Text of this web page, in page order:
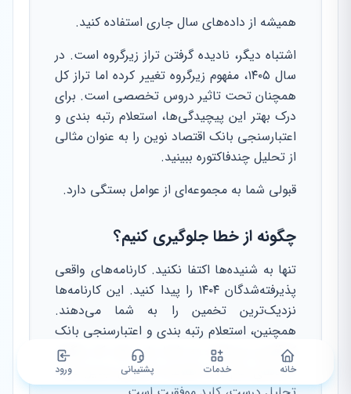
همیشه از داده‌های سال جاری استفاده کنید.
اشتباه دیگر، نادیده گرفتن تراز زیرگروه است. در
سال ۱۴۰۵، مفهوم زیرگروه تغییر کرده اما تراز کل
همچنان تحت تاثیر دروس تخصصی است. برای
درک بهتر این پیچیدگی‌ها، استعلام رتبه بندی و
اعتبارسنجی بانک اقتصاد نوین را به عنوان مثالی
از تحلیل چندفاکتوره ببینید.
قبولی شما به مجموعه‌ای از عوامل بستگی دارد.
چگونه از خطا جلوگیری کنیم؟
تنها به شنیده‌ها اکتفا نکنید. کارنامه‌های واقعی
پذیرفته‌شدگان ۱۴۰۴ را پیدا کنید. این کارنامه‌ها
نزدیک‌ترین تخمین را به شما می‌دهند.
همچنین، استعلام رتبه بندی و اعتبارسنجی بانک
کارآفرین می‌تواند به شما یاد دهد که چگونه
داده‌های خام را به اطلاعات کاربردی تبدیل کنید.
خانه خدمات پشتیبانی ورود